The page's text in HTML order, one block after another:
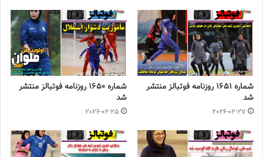
◾️با فوتبالز همراه شوید ◾️فوتبالز را در اینستاگرام دنبال کنید
◾️
footballs.women@
برچسب ها روزنامه فوتبالز روزنامه ورزشی
شماره 1651 روزنامه فوتبالز منتشر
شد
2026-02-27
شماره 1650 روزنامه فوتبالز منتشر
شد
2026-02-25